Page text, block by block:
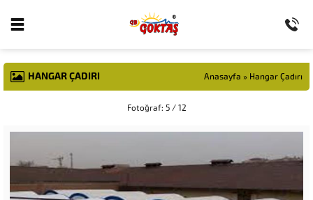
HANGAR ÇADIRI Anasayfa » Hangar Çadırı
Fotoğraf: 5 / 12